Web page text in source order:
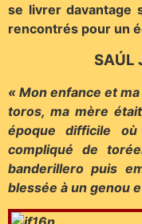
se livrer davantage
rencontrés pour un
SAÚL
« Mon enfance et
toros, ma mère
époque difficile
compliqué de
banderillero puis
blessée à un genou